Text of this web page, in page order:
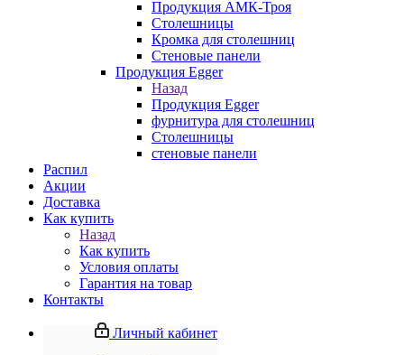
Продукция АМК-Троя
Столешницы
Кромка для столешниц
Стеновые панели
Продукция Egger
Назад
Продукция Egger
фурнитура для столешниц
Столешницы
стеновые панели
Распил
Акции
Доставка
Как купить
Назад
Как купить
Условия оплаты
Гарантия на товар
Контакты
Личный кабинет